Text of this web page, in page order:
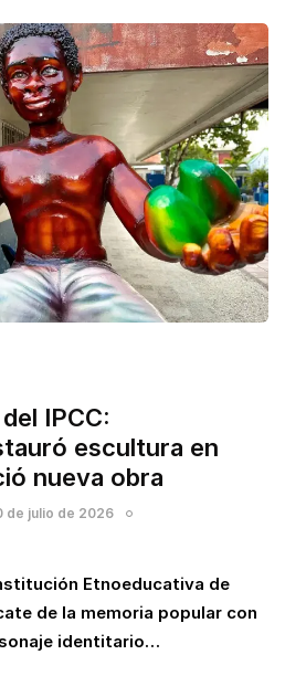
IPCC:
escultura en
nueva obra
de julio de 2026
Etnoeducativa de
de la memoria popular con
identitario…